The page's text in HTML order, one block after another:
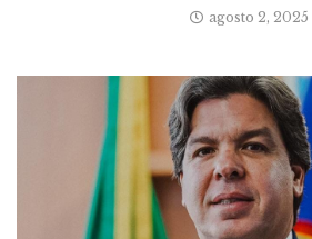
agosto 2, 2025